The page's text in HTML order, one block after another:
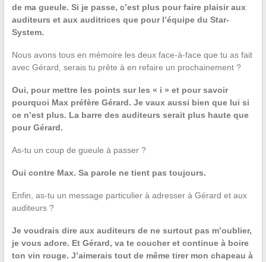
de ma gueule. Si je passe, c’est plus pour faire plaisir aux
auditeurs et aux auditrices que pour l’équipe du Star-
System.
Nous avons tous en mémoire les deux face-à-face que tu as fait
avec Gérard, serais tu prête à en refaire un prochainement ?
Oui, pour mettre les points sur les « i » et pour savoir
pourquoi Max préfère Gérard. Je vaux aussi bien que lui si
ce n’est plus. La barre des auditeurs serait plus haute que
pour Gérard.
As-tu un coup de gueule à passer ?
Oui contre Max. Sa parole ne tient pas toujours.
Enfin, as-tu un message particulier à adresser à Gérard et aux
auditeurs ?
Je voudrais dire aux auditeurs de ne surtout pas m’oublier,
je vous adore. Et Gérard, va te coucher et continue à boire
ton vin rouge. J’aimerais tout de même tirer mon chapeau à